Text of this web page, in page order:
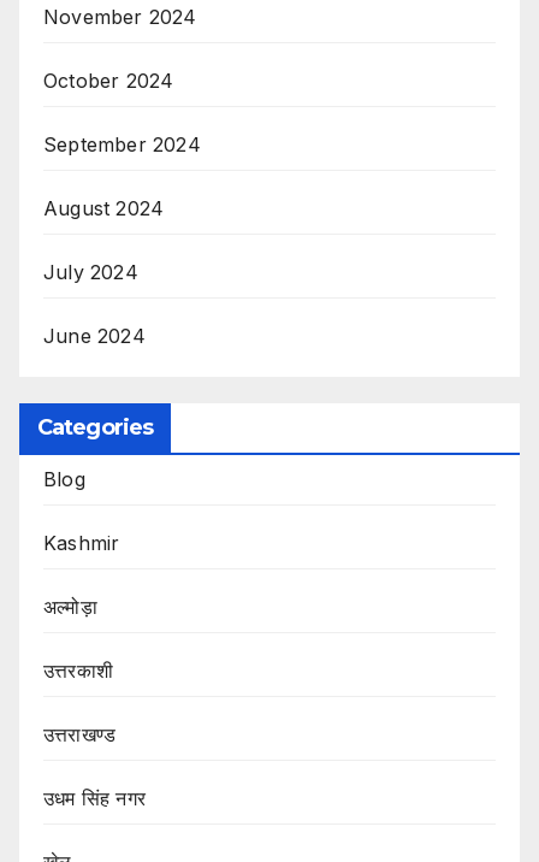
November 2024
October 2024
September 2024
August 2024
July 2024
June 2024
Categories
Blog
Kashmir
अल्मोड़ा
उत्तरकाशी
उत्तराखण्ड
उधम सिंह नगर